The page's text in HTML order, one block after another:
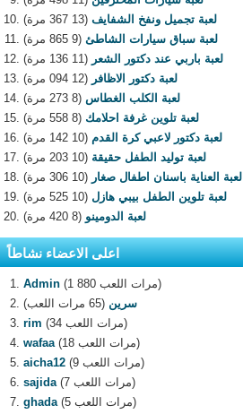
لعبة تجميل ونفخ الشفايف (13 367 مرة)
لعبة سباق سيارات الشاطئ (9 865 مرة)
لعبة باربي عند دكتور الشعر (11 136 مرة)
لعبة دكتور الاظافر (12 094 مرة)
لعبة الكلب الغطاس (8 273 مرة)
لعبة تلوين غرفة احلامك (8 558 مرة)
لعبة دكتور لاعبي كرة القدم (10 142 مرة)
لعبة توليد الطفل حقيقة (10 203 مرة)
لعبة العناية باسنان اطفال صغار (10 306 مرة)
لعبة تلوين الطفل بيبي هازل (10 525 مرة)
لعبة الدومينو (8 420 مرة)
اعلى الاعضاء نشاطاً
Admin
(1 880 مرات اللعب)
سرين (65 مرات اللعب)
rim
(34 مرات اللعب)
wafaa
(18 مرات اللعب)
aicha12
(9 مرات اللعب)
sajida
(7 مرات اللعب)
ghada
(5 مرات اللعب)